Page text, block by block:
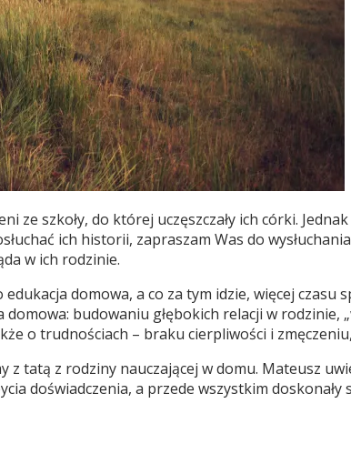
ze szkoły, do której uczęszczały ich córki.
ich historii, zapraszam Was do
w ich rodzinie.
domowa, a co za tym idzie, więcej czasu
domowa: budowaniu głębokich relacji w
o trudnościach – braku cierpliwości i
z tatą z rodziny nauczającej w domu. Mateusz
doświadczenia, a przede wszystkim